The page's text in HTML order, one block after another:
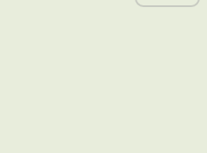
8% #2” วันที่ 2- 9 ม.ค. 2557